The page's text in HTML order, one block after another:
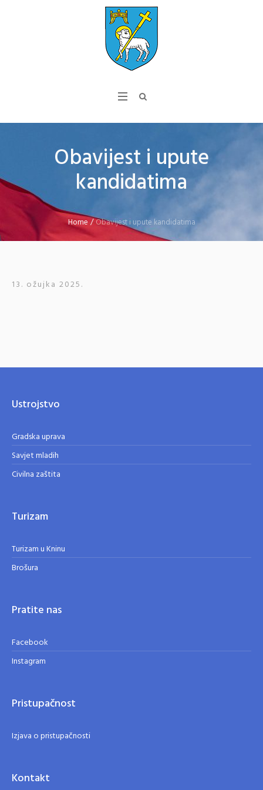
Obavijest i upute
kandidatima
Home /Obavijest i upute kandidatima
13. ožujka 2025.
Ustrojstvo
Gradska uprava
Savjet mladih
Civilna zaštita
Turizam
Turizam u Kninu
Brošura
Pratite nas
Facebook
Instagram
Pristupačnost
Izjava o pristupačnosti
Kontakt